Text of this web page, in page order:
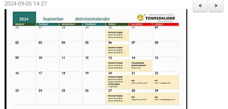
KLUBBKLÄDER
SHOP
BOKA TENNIS/PADEL
TRÄNING
>
<
2024-09-05 14:27